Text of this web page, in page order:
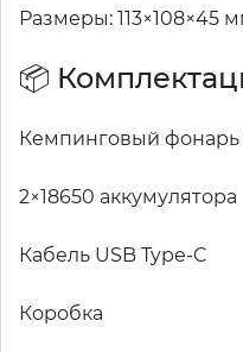
Размеры: 113×108×45
📦
Кемпинговый фонарь
2×18650 аккумулятора
Кабель USB Type-C
Коробка